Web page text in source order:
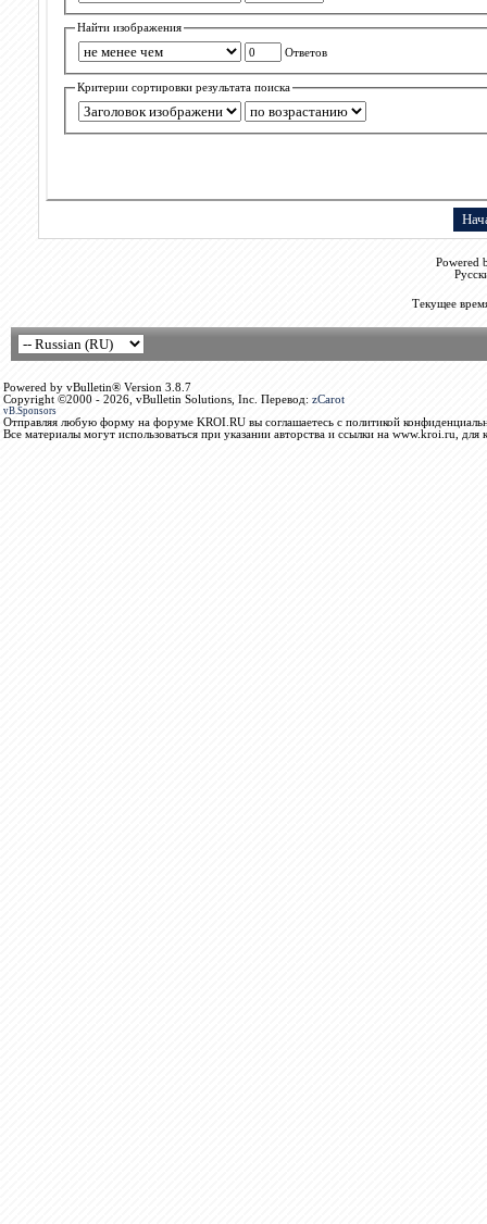
Найти изображения
Ответов
Критерии сортировки результата поиска
Powered
Текущее
Powered by vBulletin® Version 3.8.7
Copyright ©2000 - 2026, vBulletin Solutions, Inc. Перевод: zCarot
vB.Sponsors
Отправляя любую форму на форуме KROI.RU вы соглашаетесь с политикой
Все материалы могут использоваться при указании авторства и ссылки на www.kroi.ru, для